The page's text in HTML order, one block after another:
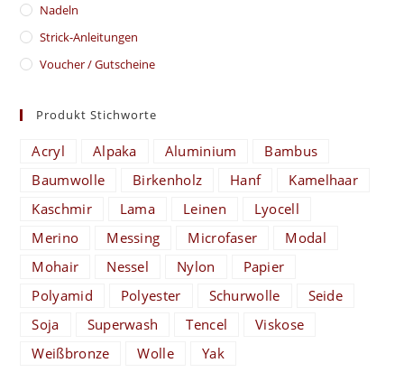
Nadeln
Strick-Anleitungen
Voucher / Gutscheine
Produkt Stichworte
Acryl Alpaka Aluminium
Bambus
Baumwolle
Birkenholz Hanf
Kamelhaar
Kaschmir
Lama Leinen
Lyocell
Merino
Messing Microfaser
Modal
Mohair
Nessel Nylon
Papier
Polyamid
Polyester Schurwolle
Seide
Soja
Superwash Tencel
Viskose
Weißbronze
Wolle Yak